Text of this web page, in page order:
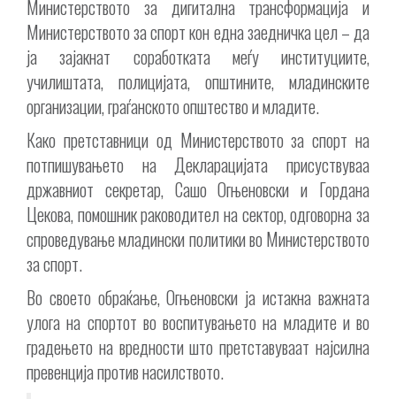
Министерството за дигитална трансформација и
Министерството за спорт кон една заедничка цел – да
ја зајакнат соработката меѓу институциите,
училиштата, полицијата, општините, младинските
организации, граѓанското општество и младите.
Како претставници од Министерството за спорт на
потпишувањето на Декларацијата присуствуваа
државниот секретар, Сашо Огњеновски и Гордана
Цекова, помошник раководител на сектор, одговорна за
спроведување младински политики во Министерството
за спорт.
Во своето обраќање, Огњеновски ја истакна важната
улога на спортот во воспитувањето на младите и во
градењето на вредности што претставуваат најсилна
превенција против насилството.